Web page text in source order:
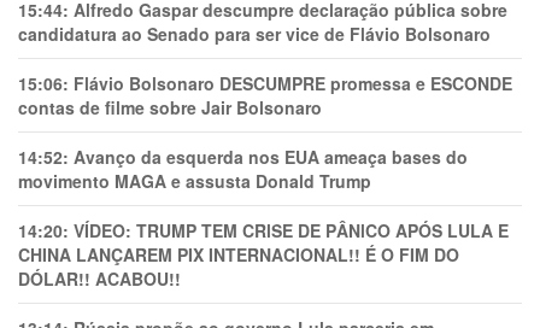
15:44: Alfredo Gaspar descumpre declaração pública sobre
candidatura ao Senado para ser vice de Flávio Bolsonaro
15:06: Flávio Bolsonaro DESCUMPRE promessa e ESCONDE
contas de filme sobre Jair Bolsonaro
14:52: Avanço da esquerda nos EUA ameaça bases do
movimento MAGA e assusta Donald Trump
14:20: VÍDEO: TRUMP TEM CRlSE DE PÂNlCO APÓS LULA E
CHINA LANÇAREM PIX INTERNACIONAL!! É O FIM DO
DÓLAR!! ACABOU!!